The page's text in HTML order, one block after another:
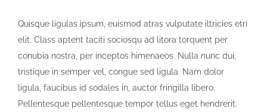
Quisque ligulas ipsum, euismod atras vulputate iltricies etri
elit. Class aptent taciti sociosqu ad litora torquent per
conubia nostra, per inceptos himenaeos. Nulla nunc dui,
tristique in semper vel, congue sed ligula. Nam dolor
ligula, faucibus id sodales in, auctor fringilla libero.
Pellentesque pellentesque tempor tellus eget hendrerit.